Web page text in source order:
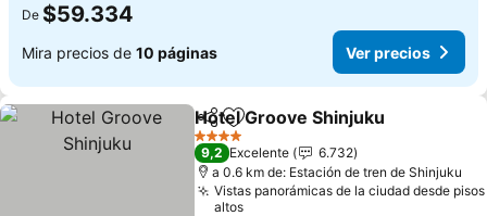
De $59.334
Mira precios de 10 páginas Ver precios
CompartirAgregar a favoritos
Hotel Groove Shinjuku
4 Estrellas
9,2 Excelente
6.732
a 0.6 km de: Estación de tren de Shinjuku
Vistas panorámicas de la ciudad desde pisos
altos